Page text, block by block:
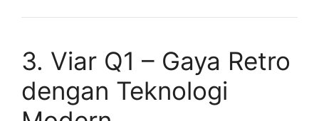
3. Viar Q1 – Gaya Retro
dengan Teknologi